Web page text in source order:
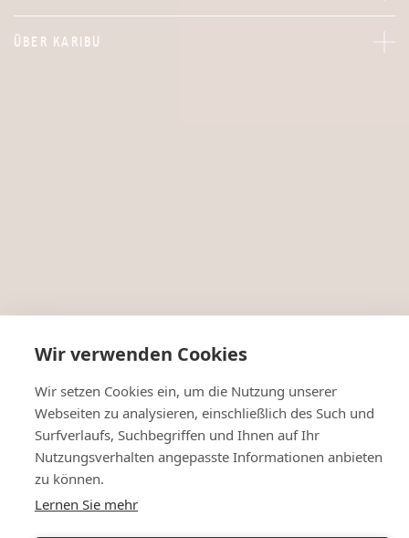
Wir verwenden Cookies
Wir setzen Cookies ein, um die Nutzung unserer
Webseiten zu analysieren, einschließlich des Such und
Surfverlaufs, Suchbegriffen und Ihnen auf Ihr
Nutzungsverhalten angepasste Informationen anbieten
zu können.
Lernen Sie mehr
ÜBER KARIBU